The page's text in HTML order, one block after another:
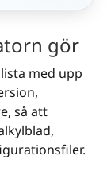
gör
med upp
så att